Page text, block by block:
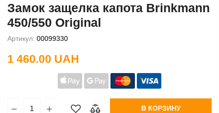
Замок защелка капота Brinkmann
450/550 Original
Артикул: 00099330
1 460.00 UAH
В КОРЗИНУ